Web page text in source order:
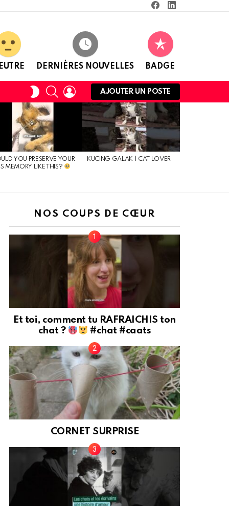
DERNIÈRES NOUVELLES BADGE
CHANGER
PEAU
RECHERCHECONNEXION
AJOUTER UN POSTE
YOU PRESERVE YOUR
MEMORY LIKE THIS?
KUCING GALAK | CAT LOVER
NOS COUPS DE CŒUR
Et toi, comment tu RAFRAICHIS ton
chat ?
#chat #caats
CORNET SURPRISE